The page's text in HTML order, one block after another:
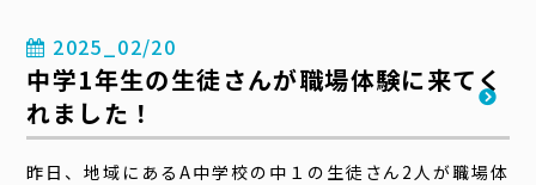
2025_02/20
中学1年生の生徒さんが職場体験に来てく
れました！
昨日、地域にあるA中学校の中１の生徒さん2人が職場体